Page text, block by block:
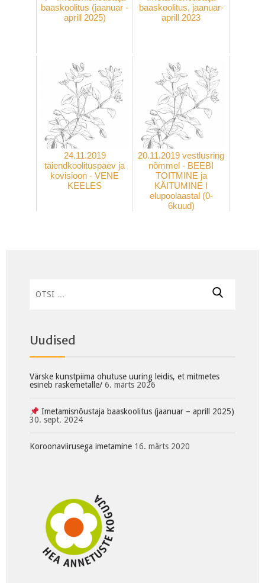
baaskoolitus (jaanuar -
aprill 2025)
baaskoolitus, jaanuar-
aprill 2023
24.11.2019
täiendkoolituspäev ja
kovisioon - VENE
KEELES
20.11.2019 vestlusring
nõmmel - BEEBI
TOITMINE ja
KÄITUMINE I
elupoolaastal (0-
6kuud)
Uudised
Värske kunstpiima ohutuse uuring leidis, et mitmetes
esineb raskemetalle/ 6. märts 2026
Imetamisnõustaja baaskoolitus (jaanuar – aprill 2025)
30. sept. 2024
Koroonaviirusega imetamine 16. märts 2020